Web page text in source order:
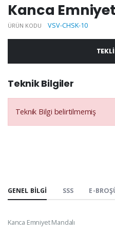
Kanca
ÜRÜN KODU VSV-CHSK-10
Teknik Bilgiler
Teknik Bilgi belirtilmemiş
GENEL BILGI SSS E-
Kanca Emniyet Mandalı